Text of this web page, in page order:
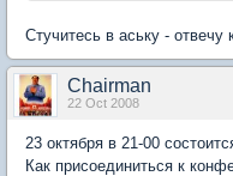
Стучитесь в аську - отвечу
Chairman
22 Oct 2008
23 октября в 21-00
Как присоединиться к